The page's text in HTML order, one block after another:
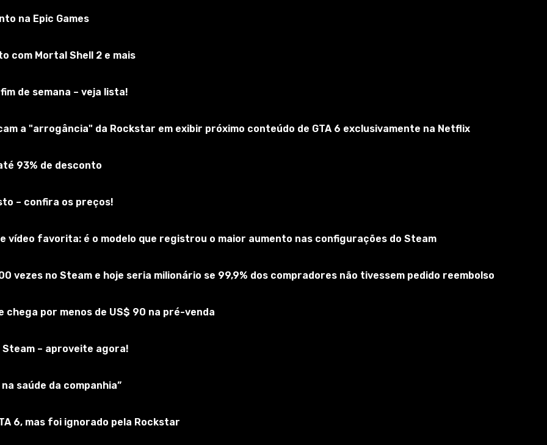
na Epic Games
com Mortal Shell 2 e mais
de semana – veja lista!
a "arrogância" da Rockstar em exibir próximo conteúdo de GTA 6 exclusivamente na Netflix
93% de desconto
– confira os preços!
vídeo favorita: é o modelo que registrou o maior aumento nas configurações do Steam
vezes no Steam e hoje seria milionário se 99,9% dos compradores não tivessem pedido reembolso
chega por menos de US$ 90 na pré-venda
– aproveite agora!
saúde da companhia”
6, mas foi ignorado pela Rockstar